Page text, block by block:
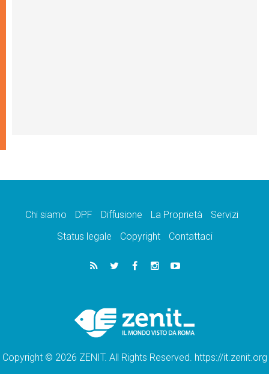
Chi siamo DPF Diffusione La Proprietà
Servizi
Status legale
Copyright Contattaci
Copyright © 2026 ZENIT. All Rights Reserved. https://it.zenit.org